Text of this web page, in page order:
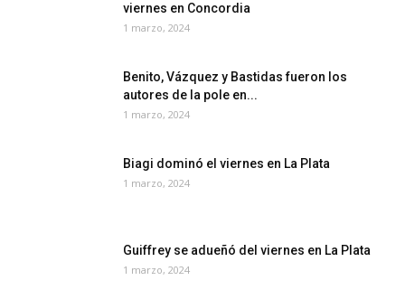
viernes en Concordia
1 marzo, 2024
Benito, Vázquez y Bastidas fueron los
autores de la pole en...
1 marzo, 2024
Biagi dominó el viernes en La Plata
1 marzo, 2024
Guiffrey se adueñó del viernes en La Plata
1 marzo, 2024